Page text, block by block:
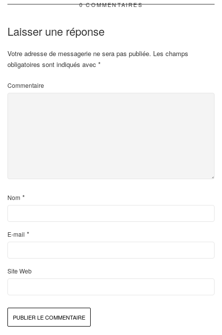
0 COMMENTAIRES
Laisser une réponse
Votre adresse de messagerie ne sera pas publiée. Les champs
obligatoires sont indiqués avec *
Commentaire
Nom *
E-mail *
Site Web